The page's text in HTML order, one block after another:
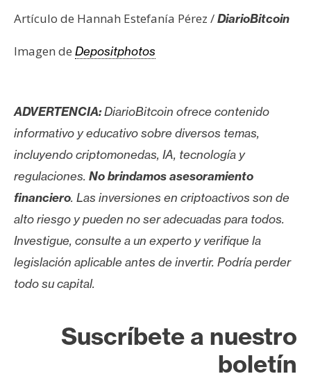
Artículo de Hannah Estefanía Pérez /DiarioBitcoin
Imagen de Depositphotos
ADVERTENCIA:DiarioBitcoin ofrece contenido
informativo y educativo sobre diversos temas,
incluyendo criptomonedas, IA, tecnología y
regulaciones. No brindamos asesoramiento
financiero. Las inversiones en criptoactivos son de
alto riesgo y pueden no ser adecuadas para todos.
Investigue, consulte a un experto y verifique la
legislación aplicable antes de invertir. Podría perder
todo su capital.
Suscríbete a nuestro
boletín